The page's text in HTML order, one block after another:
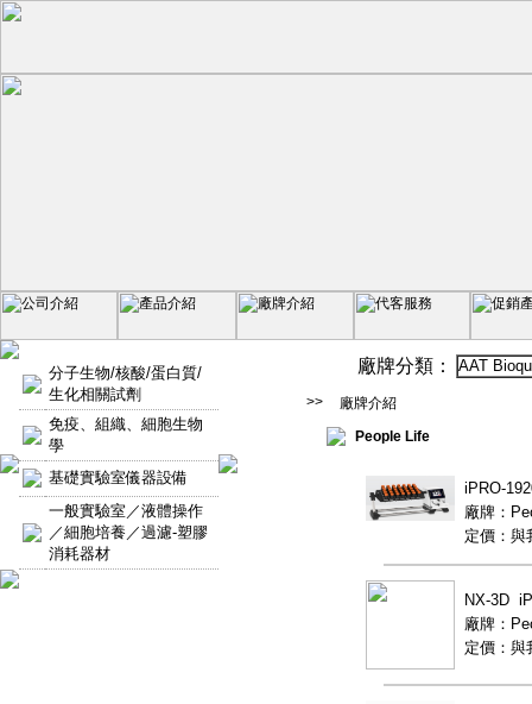
分子生物/核酸/蛋白質/
生化相關試劑
免疫、組織、細胞生物
學
基礎實驗室儀器設備
一般實驗室／液體操作
／細胞培養／過濾-塑膠
消耗器材
廠牌分類： AAT
>>
廠牌介紹
People Life
iPRO-
廠牌：
定價：與
NX-3D
廠牌：
定價：與